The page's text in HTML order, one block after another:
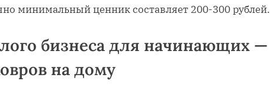
минимальный ценник составляет 200-300 рублей.
бизнеса для начинающих —
на дому